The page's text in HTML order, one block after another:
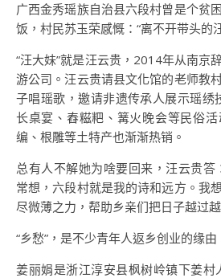
广西金秀瑶族自治县六段村曾是个贫
饭，村民苏玉荣感慨：“离不开带头的
“汪大妹”就是汪云贵，2014年从南京
游公司。汪云贵请县文化馆的老师教
子唱瑶歌，邀请非遗传承人展示瑶绣
长桌宴、舂糍粑、篝火晚会等民俗
编、根雕等土特产也渐渐热销。
总有人不解她为啥要回来，汪云贵答
常想，六段村就是我的诗和远方。我
尽微薄之力，帮助乡亲们把日子越过
“乡愁”，是不少青年人返乡创业的缘由
姜丽娟是浙江淳安县枫树岭镇下姜